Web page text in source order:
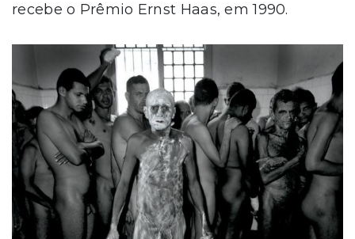
recebe o Prêmio Ernst Haas, em 1990.